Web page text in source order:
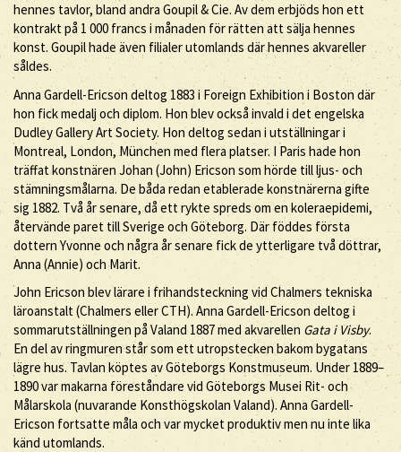
hennes tavlor, bland andra Goupil & Cie. Av dem erbjöds hon ett
kontrakt på 1 000 francs i månaden för rätten att sälja hennes
konst. Goupil hade även filialer utomlands där hennes akvareller
såldes.
Anna Gardell-Ericson deltog 1883 i Foreign Exhibition i Boston där
hon fick medalj och diplom. Hon blev också invald i det engelska
Dudley Gallery Art Society. Hon deltog sedan i utställningar i
Montreal, London, München med flera platser. I Paris hade hon
träffat konstnären Johan (John) Ericson som hörde till ljus- och
stämningsmålarna. De båda redan etablerade konstnärerna gifte
sig 1882. Två år senare, då ett rykte spreds om en koleraepidemi,
återvände paret till Sverige och Göteborg. Där föddes första
dottern Yvonne och några år senare fick de ytterligare två döttrar,
Anna (Annie) och Marit.
John Ericson blev lärare i frihandsteckning vid Chalmers tekniska
läroanstalt (Chalmers eller CTH). Anna Gardell-Ericson deltog i
sommarutställningen på Valand 1887 med akvarellen Gata i Visby.
En del av ringmuren står som ett utropstecken bakom bygatans
lägre hus. Tavlan köptes av Göteborgs Konstmuseum. Under 1889–
1890 var makarna föreståndare vid Göteborgs Musei Rit- och
Målarskola (nuvarande Konsthögskolan Valand). Anna Gardell-
Ericson fortsatte måla och var mycket produktiv men nu inte lika
känd utomlands.